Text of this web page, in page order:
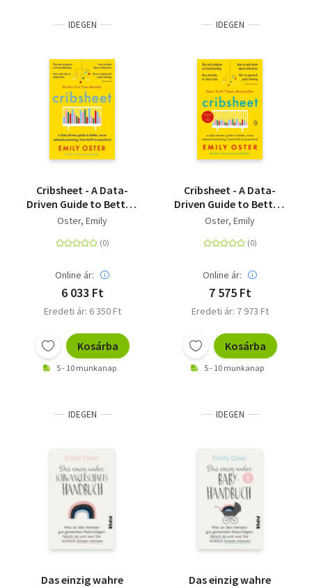
IDEGEN
Cribsheet - A Data-
Driven Guide to Better,
More Relaxed
to Preschool
Oster, Emily
Online ár:
6 033 Ft
Eredeti ár: 6 350 Ft
Kosárba
5 - 10 munkanap
IDEGEN
Cribsheet - A Data-
Driven Guide to Better,
More Relaxed
to Preschool
Oster, Emily
Online ár:
7 575 Ft
Eredeti ár: 7 973 Ft
Kosárba
5 - 10 munkanap
IDEGEN
Das einzig wahre
IDEGEN
Das einzig wahre